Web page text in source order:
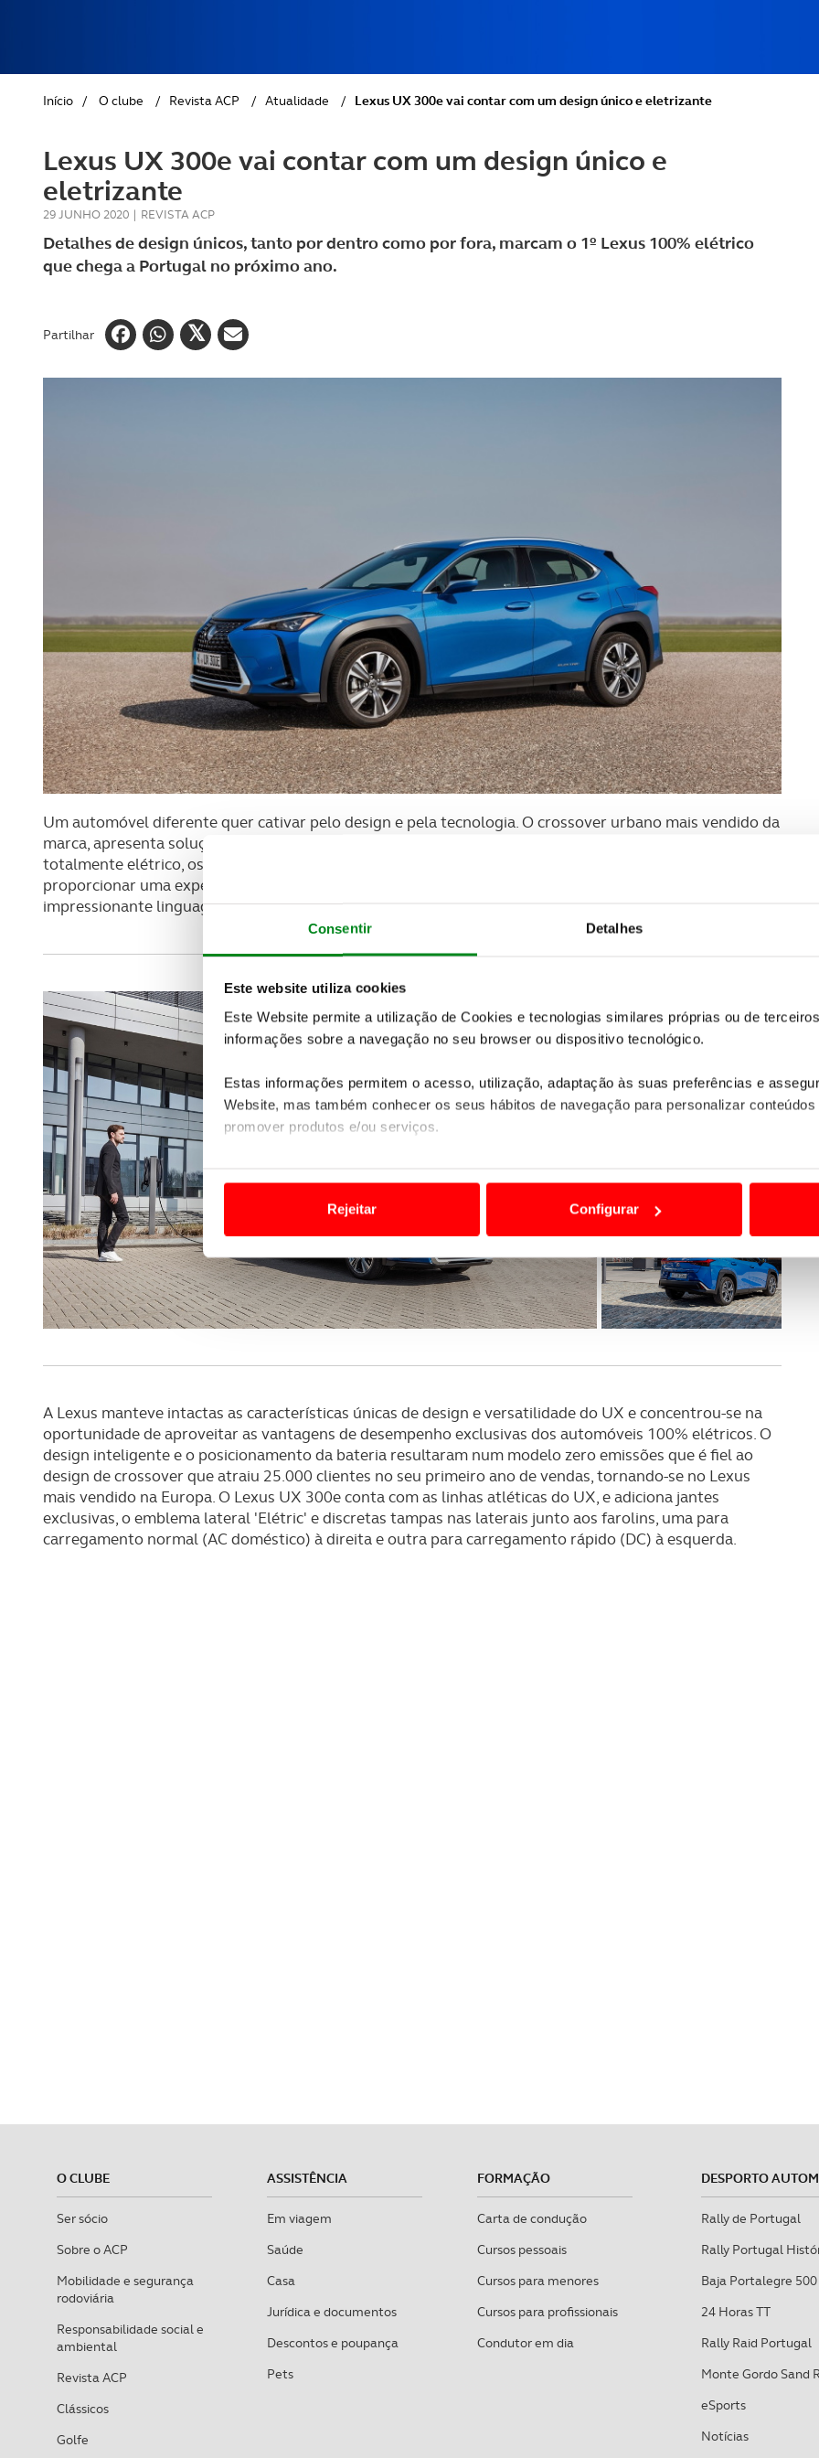
Consentir Detalhes
Este website utiliza cookies
Este Website permite a utilização de Cookies e tecnologias similares próprias ou de
informações sobre a navegação no seu browser ou dispositivo tecnológico.
Estas informações permitem o acesso, utilização, adaptação às suas preferências e
Website, mas também conhecer os seus hábitos de navegação para personalizar
promover produtos e/ou serviços.
Usamos cookies para melhorar a sua experiência digital, personalizar conteúdos e
funcionalidades de redes sociais, bem como para analisar dados de navegação no nosso
Adicionalmente partilhamos informação, relativa à sua utilização do nosso site de
e organizações na UE e em países terceiros.
O ACP garantirá que as transferências internacionais de dados pessoais serão realizadas
Realçamos que o bloqueio de certo tipo de Cookies e tecnologias similares pode ter impacto
navegação no Website e nos serviços disponibilizados.
Consulte a política de cookies do site.
Rejeitar Configurar
GOLFE
AUTOCARAVANISMO
Início / O clube / Revista ACP / Atualidade / Lexus UX 300e vai contar com um design único e eletrizante
Lexus UX 300e vai contar com um design único e
eletrizante
29 JUNHO 2020 | REVISTA ACP
Detalhes de design únicos, tanto por dentro como por fora, marcam o 1º Lexus 100% elétrico
que chega a Portugal no próximo ano.
Partilhar
Um automóvel diferente quer cativar pelo design e pela tecnologia. O crossover urbano mais vendido da
marca, apresenta soluções inteligentes nesta vertente elétrica. Ao conceber o primeiro Lexus
totalmente elétrico, os designers e engenheiros enfrentaram um duplo desafio, para além de
proporcionar uma experiência elétrica de ponta, teria que ser visualmente atraente, incorporando a
impressionante linguagem de design, pela qual a marca é reconhecida em todo mundo.
A Lexus manteve intactas as características únicas de design e versatilidade do UX e concentrou-se na
oportunidade de aproveitar as vantagens de desempenho exclusivas dos automóveis 100% elétricos. O
design inteligente e o posicionamento da bateria resultaram num modelo zero emissões que é fiel ao
design de crossover que atraiu 25.000 clientes no seu primeiro ano de vendas, tornando-se no Lexus
mais vendido na Europa. O Lexus UX 300e conta com as linhas atléticas do UX, e adiciona jantes
exclusivas, o emblema lateral 'Elétric' e discretas tampas nas laterais junto aos farolins, uma para
carregamento normal (AC doméstico) à direita e outra para carregamento rápido (DC) à esquerda.
O CLUBE
Ser sócio
Sobre o ACP
Mobilidade e segurança
rodoviária
Responsabilidade social e
ambiental
Revista ACP
Clássicos
Golfe
ASSISTÊNCIA
Em viagem
Saúde
Casa
Jurídica e documentos
Descontos e poupança
Pets
FORMAÇÃO
Carta de condução
Cursos pessoais
Cursos para menores
Cursos para profissionais
Condutor em dia
DESPORTO
Rally de Portugal
Rally Portugal
Baja Portalegre 500
24 Horas TT
Rally Raid Portugal
Monte Gordo Sand
eSports
Notícias